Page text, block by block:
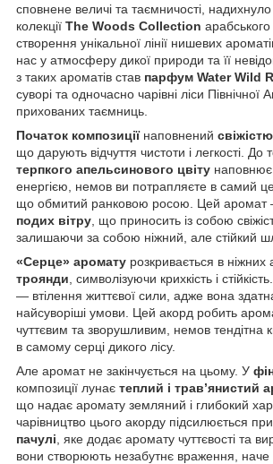
сповнене величі та таємничості,
колекції The Woods Collection
створення унікальної лінії нишевих
нас у атмосферу дикої природи та її
з таких ароматів став парфум Water Wild
суворі та одночасно чарівні ліси Північної
прихованих таємниць.
Початок композиціїнаповнений
що дарують відчуття чистоти і легкості. До
терпкого апельсинового цвіту
енергією, немов ви потрапляєте в самий
що обмитий ранковою росою. Цей
подих вітру , що приносить із собою
залишаючи за собою ніжний, але стійкий
«Серце» аромату розкривається в ніжних
троянди , символізуючи крихкість і
— втілення життєвої сили, адже вона
найсуворіші умови. Цей акорд робить
чуттєвим та зворушливим, немов тендітна
в самому серці дикого лісу.
Але аромат не закінчується на цьому. У
композиції лунає теплий і трав’янистий
що надає аромату земляний і глибокий
чарівництво цього акорду підсилюється
пачулі , яке додає аромату чуттєвості та
вони створюють незабутнє враження,